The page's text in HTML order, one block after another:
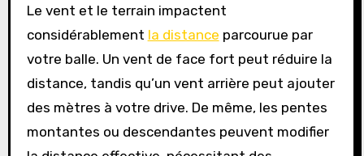
Le vent et le terrain impactent
considérablement la distance parcourue par
votre balle. Un vent de face fort peut réduire la
distance, tandis qu’un vent arrière peut ajouter
des mètres à votre drive. De même, les pentes
montantes ou descendantes peuvent modifier